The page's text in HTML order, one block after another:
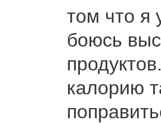
том что я
боюсь
калорию